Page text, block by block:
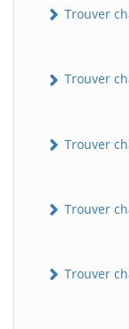
Trouver
Trouver
Trouver
Trouver
Trouver